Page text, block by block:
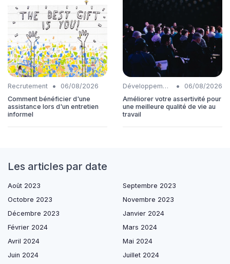
Recrutement •
06/08/2026
Comment bénéficier d'une
assistance lors d'un entretien
informel
Développement personnel •
06/08/2026
Améliorer votre assertivité pour
une meilleure qualité de vie au
travail
Les articles par date
Août 2023
Septembre 2023
Octobre 2023
Novembre 2023
Décembre 2023
Janvier 2024
Février 2024
Mars 2024
Avril 2024
Mai 2024
Juin 2024
Juillet 2024